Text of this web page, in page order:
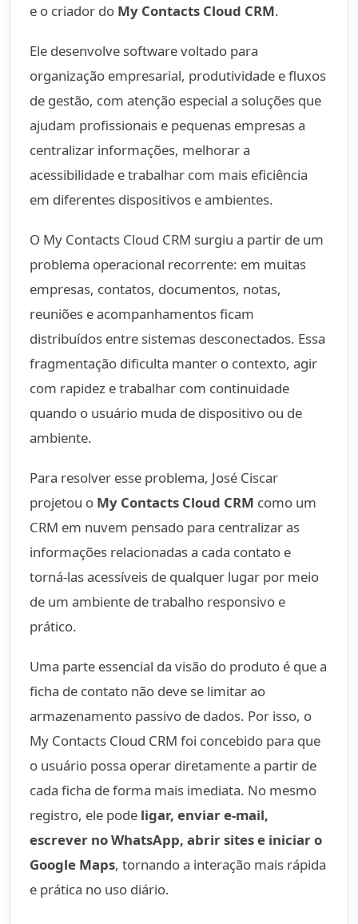
e o criador do My Contacts Cloud CRM.
Ele desenvolve software voltado para
organização empresarial, produtividade e fluxos
de gestão, com atenção especial a soluções que
ajudam profissionais e pequenas empresas a
centralizar informações, melhorar a
acessibilidade e trabalhar com mais eficiência
em diferentes dispositivos e ambientes.
O My Contacts Cloud CRM surgiu a partir de um
problema operacional recorrente: em muitas
empresas, contatos, documentos, notas,
reuniões e acompanhamentos ficam
distribuídos entre sistemas desconectados. Essa
fragmentação dificulta manter o contexto, agir
com rapidez e trabalhar com continuidade
quando o usuário muda de dispositivo ou de
ambiente.
Para resolver esse problema, José Ciscar
projetou o My Contacts Cloud CRM como um
CRM em nuvem pensado para centralizar as
informações relacionadas a cada contato e
torná-las acessíveis de qualquer lugar por meio
de um ambiente de trabalho responsivo e
prático.
Uma parte essencial da visão do produto é que a
ficha de contato não deve se limitar ao
armazenamento passivo de dados. Por isso, o
My Contacts Cloud CRM foi concebido para que
o usuário possa operar diretamente a partir de
cada ficha de forma mais imediata. No mesmo
registro, ele pode ligar, enviar e-mail,
escrever no WhatsApp, abrir sites e iniciar o
Google Maps, tornando a interação mais rápida
e prática no uso diário.